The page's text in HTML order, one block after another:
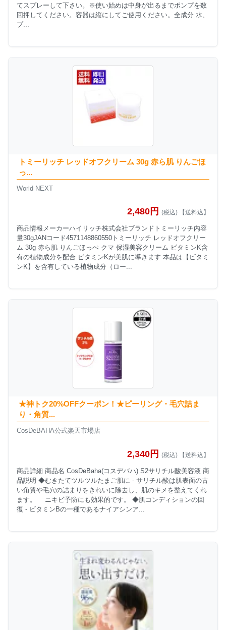
てスプレーして下さい。※使い始めは中身が出るまでポンプを数
回押してください。容器は縦にしてご使用ください。全成分 水、
プ...
トミーリッチ レッドオフクリーム 30g 赤ら肌 りんごほ
っ...
World NEXT
2,480円 (税込) 【送料込】
商品情報メーカーハイリッチ株式会社ブランドトミーリッチ内容
量30gJANコード4571148860550トミーリッチ レッドオフクリー
ム 30g 赤ら肌 りんごほっぺ クマ 保湿美容クリーム ビタミンK含
有の植物成分を配合 ビタミンKが美肌に導きます 本品は【ビタミ
ンK】を含有している植物成分（ロー...
★神トク20%OFFクーポン！★ピーリング・毛穴詰ま
り・角質...
CosDeBAHA公式楽天市場店
2,340円 (税込) 【送料込】
商品詳細 商品名 CosDeBaha(コスデバハ) S2サリチル酸美容液 商
品説明 ◆むきたてツルツルたまご肌に - サリチル酸は肌表面の古
い角質や毛穴の詰まりをきれいに除去し、肌のキメを整えてくれ
ます。 ニキビ予防にも効果的です。 ◆肌コンディションの回
復 - ビタミンBの一種であるナイアシンア...